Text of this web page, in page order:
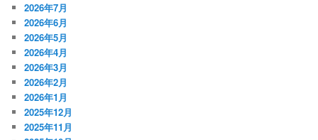
2026年7月
2026年6月
2026年5月
2026年4月
2026年3月
2026年2月
2026年1月
2025年12月
2025年11月